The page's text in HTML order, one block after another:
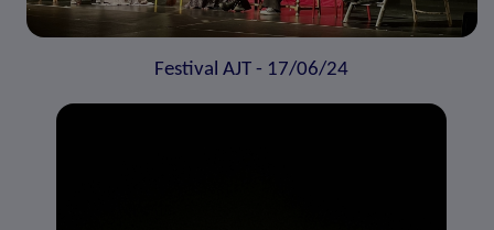
Festival AJT - 17/06/24